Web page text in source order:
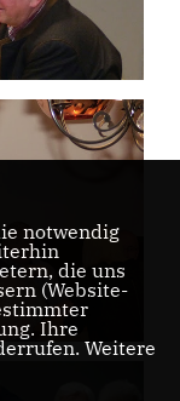
notwendig
die uns
(Website-
Ihre
Weitere